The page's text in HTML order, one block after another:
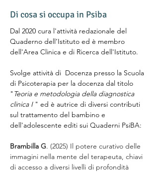
Di cosa si occupa in Psiba
Dal 2020 cura l'attività redazionale del
Quaderno dell’Istituto ed è membro
dell'Area Clinica e di Ricerca dell'Istituto.
Svolge attività di  Docenza presso la Scuola
di Psicoterapia per la docenza dal titolo
" Teoria e metodologia della diagnostica
clinica I " ed è autrice di diversi contributi
sul trattamento del bambino e
dell'adolescente editi sui Quaderni PsiBA:
Brambilla G. (2025) Il potere curativo delle
immagini nella mente del terapeuta, chiavi
di accesso a diversi livelli di profondità